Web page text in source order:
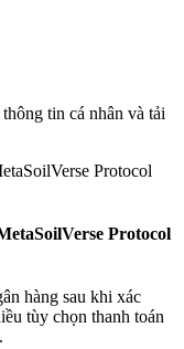
tin cá nhân và tải
Protocol
hàng sau khi xác
tùy chọn thanh toán